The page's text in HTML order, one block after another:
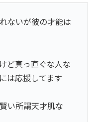
ないが彼の才能は
ど真っ直ぐな人な
は応援してます
い所謂天才肌な